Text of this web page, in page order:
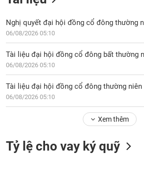
Nghị quyết đại hội đồng cổ đông thường
06/08/2026 05:10
Tài liệu đại hội đồng cổ đông bất thường
06/08/2026 05:10
Tài liệu đại hội đồng cổ đông thường niên
06/08/2026 05:10
Xem thêm
Tỷ lệ cho vay ký quỹ